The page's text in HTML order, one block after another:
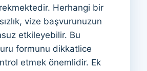
Herhangi bir
vize başvurunuzun
etkileyebilir. Bu
formunu dikkatlice
etmek önemlidir. Ek